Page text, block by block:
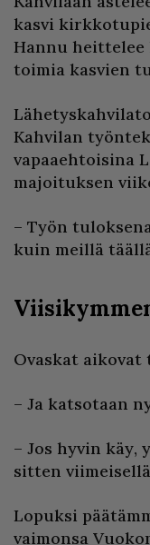
kasvi
Hannu heittelee
toimia kasvien
Kahvilan
vapaaehtoisina
majoituksen
– Työn
kuin meillä
Ovaskat
– Ja katsotaan
– Jos hyvin
sitten
Lopuksi
vaimonsa